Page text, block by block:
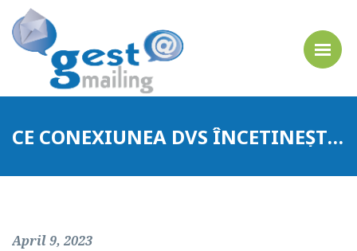
CE CONEXIUNEA DVS ÎNCETINEȘTE UNEORI, VERIFICAȚI CEST CHESTIUNE ȘI REMEDIAȚI
April 9, 2023